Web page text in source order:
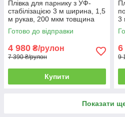
Плівка для парнику з УФ-
стабілізацією 3 м ширина, 1,5
м рукав, 200 мкм товщина
Готово до відправки
4 980 ₴/рулон
7 390 ₴/рулон
Купити
3
6
9
Показати